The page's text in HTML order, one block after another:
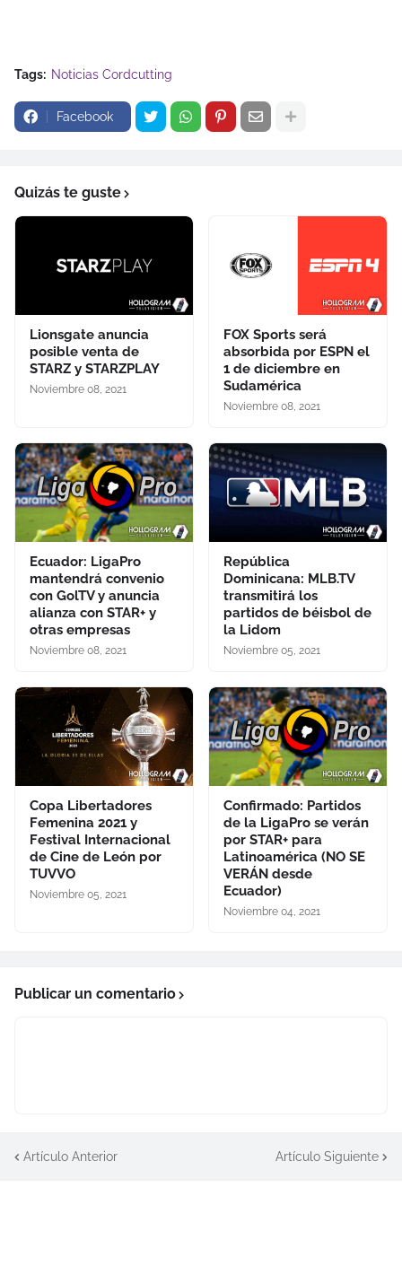
Tags: Noticias Cordcutting
Facebook
Quizás te guste
Lionsgate anuncia
posible venta de
STARZ y STARZPLAY
Noviembre 08, 2021
FOX Sports será
absorbida por ESPN el
1 de diciembre en
Sudamérica
Noviembre 08, 2021
Ecuador: LigaPro
mantendrá convenio
con GolTV y anuncia
alianza con STAR+ y
otras empresas
Noviembre 08, 2021
República
Dominicana: MLB.TV
transmitirá los
partidos de béisbol de
la Lidom
Noviembre 05, 2021
Copa Libertadores
Femenina 2021 y
Festival Internacional
de Cine de León por
TUVVO
Noviembre 05, 2021
Confirmado: Partidos
de la LigaPro se verán
por STAR+ para
Latinoamérica (NO SE
VERÁN desde
Ecuador)
Noviembre 04, 2021
Publicar un comentario
Artículo Anterior Artículo Siguiente